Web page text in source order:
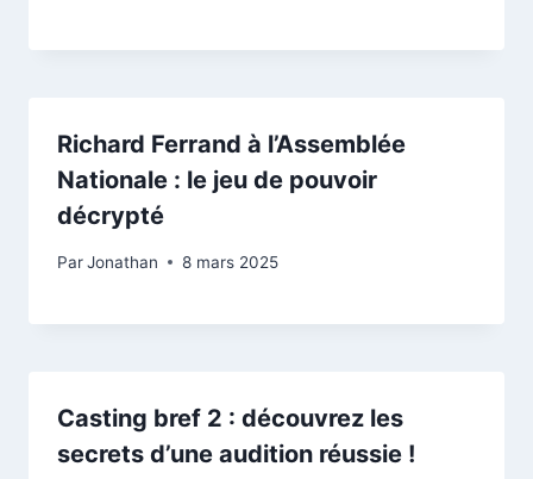
Richard Ferrand à l’Assemblée
Nationale : le jeu de pouvoir
décrypté
ParJonathan 8 mars 2025
Casting bref 2 : découvrez les
secrets d’une audition réussie !